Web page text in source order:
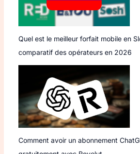
Quel est le meilleur forfait mobile en
comparatif des opérateurs en 2026
Comment avoir un abonnement